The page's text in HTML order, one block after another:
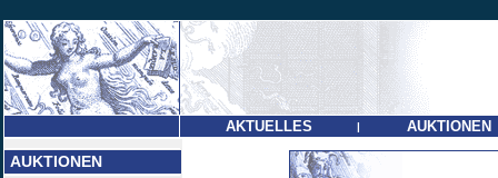
AKTUELLES | AUKTIONEN
AUKTIONEN